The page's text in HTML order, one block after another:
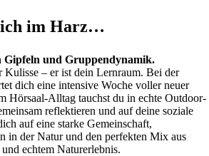
im Harz…
Gipfeln und Gruppendynamik.
Kulisse – er ist dein Lernraum. Bei der
dich eine intensive Woche voller neuer
Hörsaal-Alltag tauchst du in echte Outdoor-
reflektieren und auf deine soziale
auf eine starke Gemeinschaft,
in der Natur und den perfekten Mix aus
echtem Naturerlebnis.